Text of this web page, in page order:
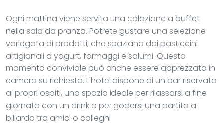
Ogni mattina viene servita una colazione a buffet
nella sala da pranzo. Potrete gustare una selezione
variegata di prodotti, che spaziano dai pasticcini
artigianali a yogurt, formaggi e salumi. Questo
momento conviviale può anche essere apprezzato in
camera su richiesta. L'hotel dispone di un bar riservato
ai propri ospiti, uno spazio ideale per rilassarsi a fine
giornata con un drink o per godersi una partita a
biliardo tra amici o colleghi.